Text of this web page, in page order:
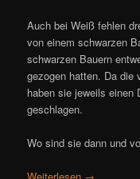
Auch bei Weiß fehlen
von einem schwarzen
schwarzen Bauern
gezogen hatten. Da die
haben sie jeweils
geschlagen.
Wo sind sie dann und